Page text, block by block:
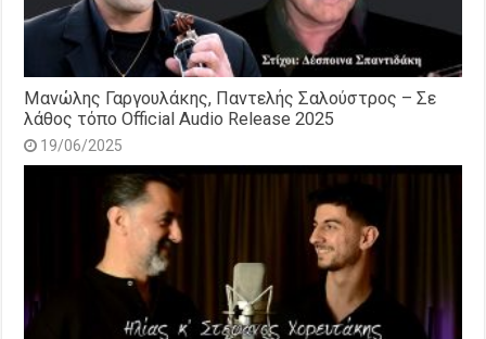
Μανώλης Γαργουλάκης, Παντελής Σαλούστρος – Σε
λάθος τόπο Official Audio Release 2025
19/06/2025